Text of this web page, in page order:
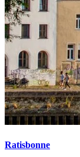
Ratisbonne